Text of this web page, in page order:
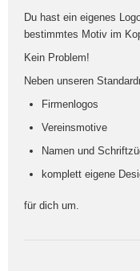
Du hast ein eigenes
bestimmtes Motiv im
Kein Problem!
Neben unseren
Firmenlogos
Vereinsmotive
Namen und
komplett eigene
für dich um.